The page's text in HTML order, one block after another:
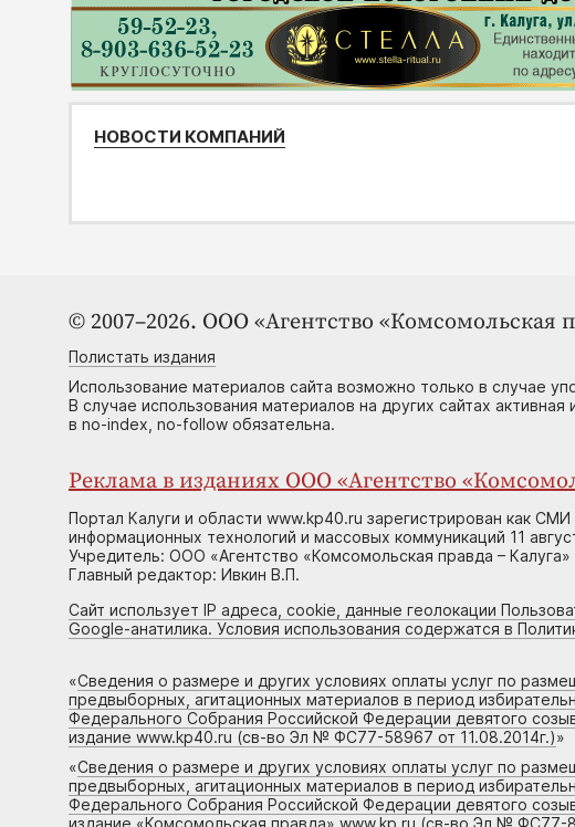
НОВОСТИ КОМПАНИЙ
© 2007–2026. ООО «Агентство «Комсомольская
Полистать издания
Использование материалов сайта возможно только в случае
В случае использования материалов на других сайтах
в no-index, no-follow обязательна.
Реклама в изданиях ООО «Агентство
Портал Калуги и области www.kp40.ru зарегистрирован как
информационных технологий и массовых коммуникаций 11
Учредитель: ООО «Агентство «Комсомольская правда – Калуга»
Главный редактор: Ивкин В.П.
Сайт использует IP адреса, cookie, данные геолокации
Google-анатилика. Условия использования содержатся в
«Сведения о размере и других условиях оплаты услуг по
предвыборных, агитационных материалов в период
Федерального Собрания Российской Федерации девятого
издание www.kp40.ru (св-во Эл № ФС77-58967 от 11.08.2014г.)»
«Сведения о размере и других условиях оплаты услуг по
предвыборных, агитационных материалов в период
Федерального Собрания Российской Федерации девятого
издание «Комсомольская правда» www.kp.ru (св-во Эл №